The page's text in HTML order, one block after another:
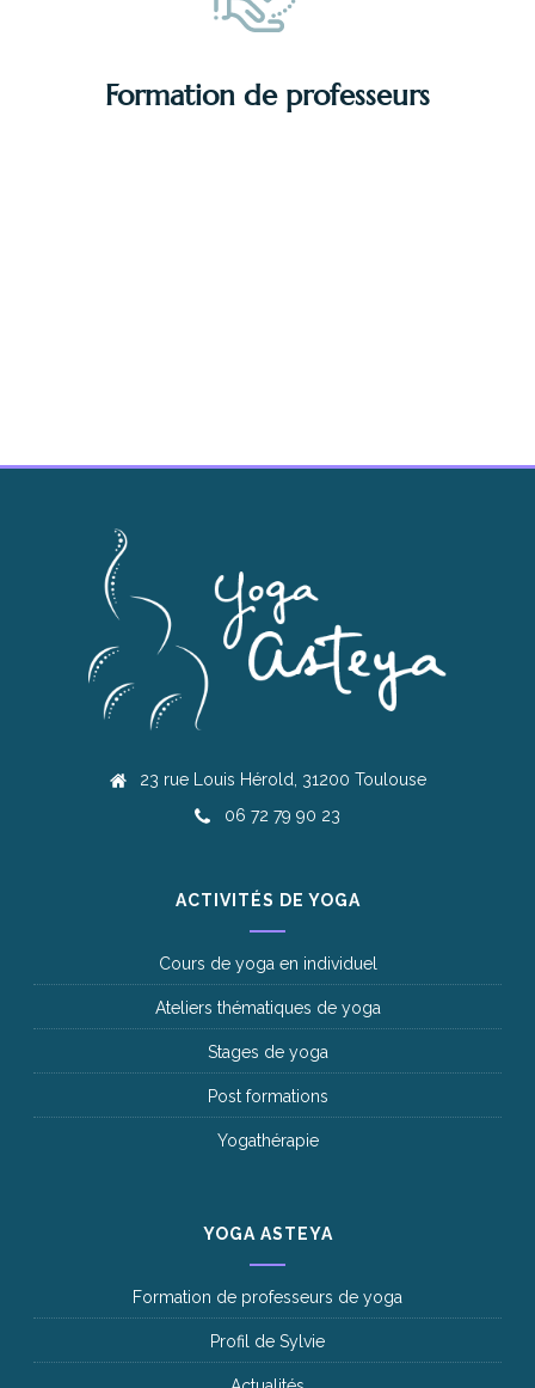
Formation de professeurs
23 rue Louis Hérold, 31200 Toulouse
06 72 79 90 23
ACTIVITÉS DE YOGA
Cours de yoga en individuel
Ateliers thématiques de yoga
Stages de yoga
Post formations
Yogathérapie
YOGA ASTEYA
Formation de professeurs de yoga
Profil de Sylvie